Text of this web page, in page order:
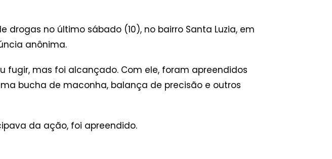
no último sábado (10), no bairro Santa Luzia, em
anônima.
fugir, mas foi alcançado. Com ele, foram apreendidos
bucha de maconha, balança de precisão e outros
da ação, foi apreendido.